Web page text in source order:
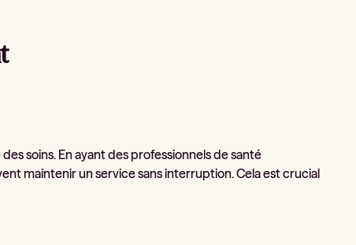
soins. En ayant des professionnels de santé
maintenir un service sans interruption. Cela est crucial